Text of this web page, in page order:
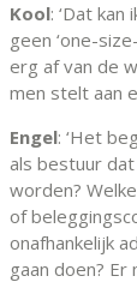
Kool: ‘Dat
geen ‘one-
erg af van de
men stelt aan
Engel: ‘Het
als bestuur
worden?
of
onafhankelijk
gaan doen?